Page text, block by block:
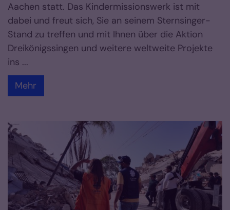
Aachen statt. Das Kindermissionswerk ist mit
dabei und freut sich, Sie an seinem Sternsinger-
Stand zu treffen und mit Ihnen über die Aktion
Dreikönigssingen und weitere weltweite Projekte
ins ...
Mehr